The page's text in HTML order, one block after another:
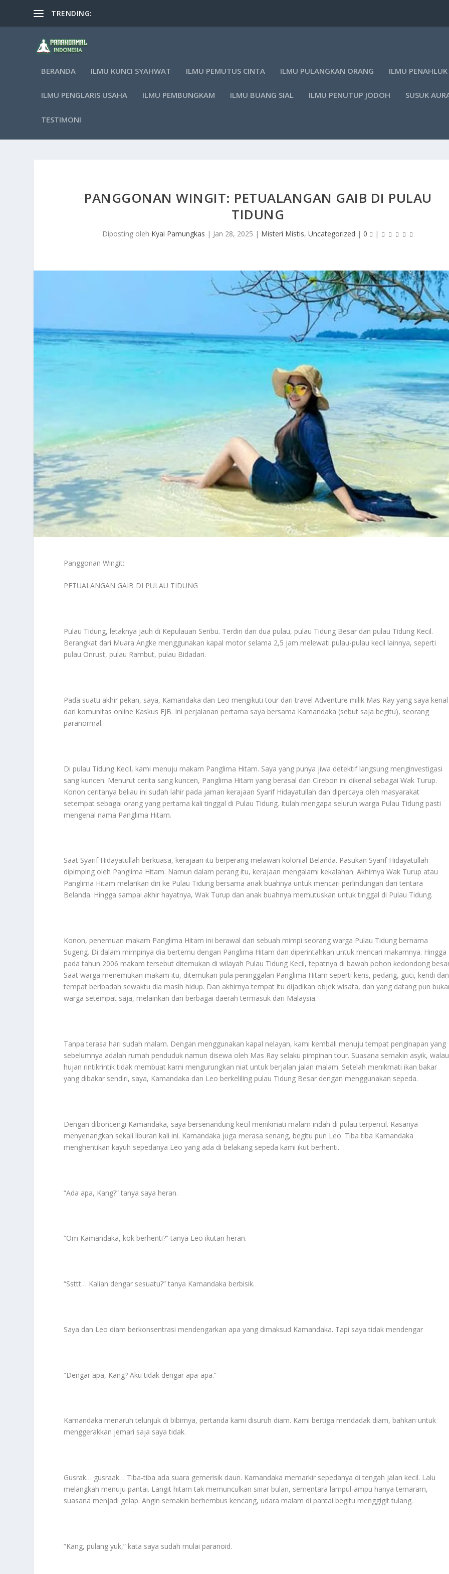
TRENDING:
BERANDA ILMU KUNCI SYAHWAT ILMU PEMUTUS CINTA ILMU PULANGKAN ORANG ILMU
ILMU PENGLARIS USAHA ILMU PEMBUNGKAM ILMU BUANG SIAL ILMU PENUTUP JODOH SUSUK
TESTIMONI
PANGGONAN WINGIT: PETUALANGAN GAIB DI PULAU
TIDUNG
Diposting oleh Kyai Pamungkas | Jan 28, 2025 | Misteri Mistis, Uncategorized | 0 |
Panggonan Wingit:
PETUALANGAN GAIB DI PULAU TIDUNG
Pulau Tidung, letaknya jauh di Kepulauan Seribu. Terdiri dari dua pulau, pulau Tidung Besar dan pulau Tidung Kecil.
Berangkat dari Muara Angke menggunakan kapal motor selama 2,5 jam melewati pulau-pulau kecil lainnya, seperti
pulau Onrust, pulau Rambut, pulau Bidadari.
Pada suatu akhir pekan, saya, Kamandaka dan Leo mengikuti tour dari travel Adventure milik Mas Ray yang saya kenal
dari komunitas online Kaskus FJB. Ini perjalanan pertama saya bersama Kamandaka (sebut saja begitu), seorang
paranormal.
Di pulau Tidung Kecil, kami menuju makam Panglima Hitam. Saya yang punya jiwa detektif langsung menginvestigasi
sang kuncen. Menurut cerita sang kuncen, Panglima Hitam yang berasal dari Cirebon ini dikenal sebagai Wak Turup.
Konon ceritanya beliau ini sudah lahir pada jaman kerajaan Syarif Hidayatullah dan dipercaya oleh masyarakat
setempat sebagai orang yang pertama kali tinggal di Pulau Tidung. Itulah mengapa seluruh warga Pulau Tidung pasti
mengenal nama Panglima Hitam.
Saat Syarif Hidayatullah berkuasa, kerajaan itu berperang melawan kolonial Belanda. Pasukan Syarif Hidayatullah
dipimping oleh Panglima Hitam. Namun dalam perang itu, kerajaan mengalami kekalahan. Akhirnya Wak Turup atau
Panglima Hitam melarikan diri ke Pulau Tidung bersama anak buahnya untuk mencari perlindungan dari tentara
Belanda. Hingga sampai akhir hayatnya, Wak Turup dan anak buahnya memutuskan untuk tinggal di Pulau Tidung.
Konon, penemuan makam Panglima Hitam ini berawal dari sebuah mimpi seorang warga Pulau Tidung bernama
Sugeng. Di dalam mimpinya dia bertemu dengan Panglima Hitam dan diperintahkan untuk mencari makamnya. Hingga
pada tahun 2006 makam tersebut ditemukan di wilayah Pulau Tidung Kecil, tepatnya di bawah pohon kedondong
Saat warga menemukan makam itu, ditemukan pula peninggalan Panglima Hitam seperti keris, pedang, guci, kendi dan
tempat beribadah sewaktu dia masih hidup. Dan akhirnya tempat itu dijadikan objek wisata, dan yang datang pun
warga setempat saja, melainkan dari berbagai daerah termasuk dari Malaysia.
Tanpa terasa hari sudah malam. Dengan menggunakan kapal nelayan, kami kembali menuju tempat penginapan yang
sebelumnya adalah rumah penduduk namun disewa oleh Mas Ray selaku pimpinan tour. Suasana semakin asyik, walau
hujan rintikrintik tidak membuat kami mengurungkan niat untuk berjalan jalan malam. Setelah menikmati ikan bakar
yang dibakar sendiri, saya, Kamandaka dan Leo berkeliling pulau Tidung Besar dengan menggunakan sepeda.
Dengan diboncengi Kamandaka, saya bersenandung kecil menikmati malam indah di pulau terpencil. Rasanya
menyenangkan sekali liburan kali ini. Kamandaka juga merasa senang, begitu pun Leo. Tiba tiba Kamandaka
menghentikan kayuh sepedanya Leo yang ada di belakang sepeda kami ikut berhenti.
“Ada apa, Kang?” tanya saya heran.
“Om Kamandaka, kok berhenti?” tanya Leo ikutan heran.
“Ssttt… Kalian dengar sesuatu?” tanya Kamandaka berbisik.
Saya dan Leo diam berkonsentrasi mendengarkan apa yang dimaksud Kamandaka. Tapi saya tidak mendengar
“Dengar apa, Kang? Aku tidak dengar apa-apa.”
Kamandaka menaruh telunjuk di bibirnya, pertanda kami disuruh diam. Kami bertiga mendadak diam, bahkan untuk
menggerakkan jemari saja saya tidak.
Gusrak… gusraak… Tiba-tiba ada suara gemerisik daun. Kamandaka memarkir sepedanya di tengah jalan kecil. Lalu
melangkah menuju pantai. Langit hitam tak memunculkan sinar bulan, sementara lampul-ampu hanya temaram,
suasana menjadi gelap. Angin semakin berhembus kencang, udara malam di pantai begitu menggigit tulang.
“Kang, pulang yuk,” kata saya sudah mulai paranoid.